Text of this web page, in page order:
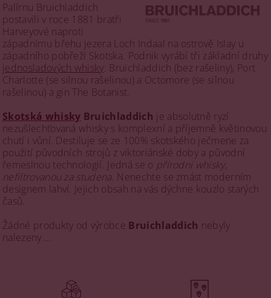
Palírnu Bruichladdich
postavili v roce 1881 bratři
Harveyové naproti
západnímu břehu jezera Loch Indaal na ostrově Islay u
západního pobřeží Skotska. Podnik vyrábí tři základní druhy
jednosladových whisky : Bruichladdich (bez rašeliny), Port
Charlotte (se silnou rašelinou) a Octomore (se silnou
rašelinou) a gin The Botanist.
Skotská whisky Bruichladdich je absolutně ryzí
nezušlechťovaná whisky s komplexní a příjemně květinovou
chutí i vůní. Destiluje se ze 100% skotského ječmene za
použití původních strojů z viktoriánské doby a původní
řemeslnou technologií. Jedná se o přírodní whisky,
nefiltrovanou za studena. Nenechte se zmást moderním
designem lahví. Jejich obsah na vás dýchne kouzlo starých
časů.
Žádné produkty od výrobce Bruichladdich nebyly
nalezeny....